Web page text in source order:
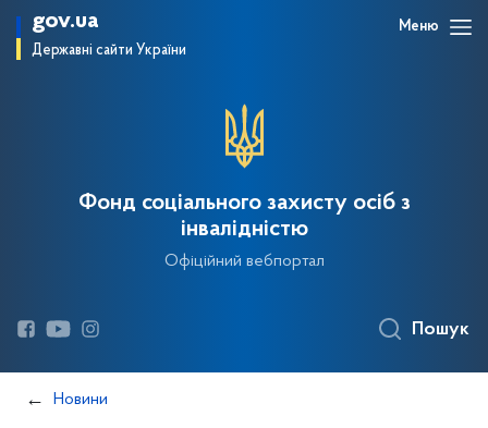
gov.ua
Державні сайти України
Меню
Фонд соціального захисту осіб з
інвалідністю
Офіційний вебпортал
Пошук
Новини